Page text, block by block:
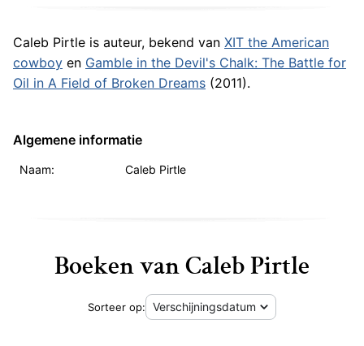
Caleb Pirtle is auteur, bekend van XIT the American
cowboy en Gamble in the Devil's Chalk: The Battle for
Oil in A Field of Broken Dreams (2011).
Algemene informatie
Naam: Caleb Pirtle
Boeken van Caleb Pirtle
Sorteer op: